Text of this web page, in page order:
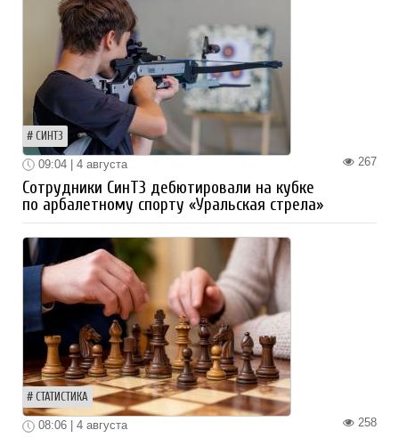
СИНТЗ
267
09:04 | 4 августа
Сотрудники СинТЗ дебютировали на кубке
по арбалетному спорту «Уральская стрела»
СТАТИСТИКА
258
08:06 | 4 августа